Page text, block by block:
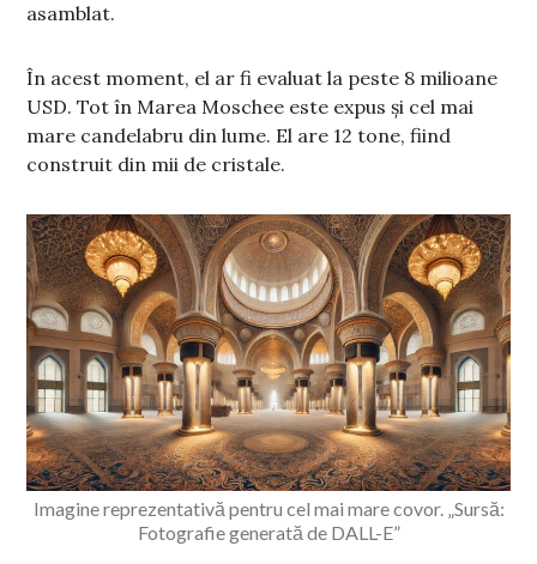
asamblat.
În acest moment, el ar fi evaluat la peste 8 milioane
USD. Tot în Marea Moschee este expus și cel mai
mare candelabru din lume. El are 12 tone, fiind
construit din mii de cristale.
Imagine reprezentativă pentru cel mai mare covor. „Sursă:
Fotografie generată de DALL-E”